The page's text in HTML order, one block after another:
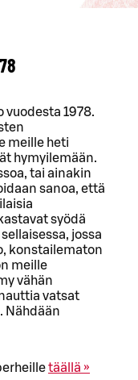
vuodesta 1978.
meille heti
hymyilemään.
tai ainakin
sanoa, että
syödä
jossa
konstailematon
meille
vähän
vatsat
Nähdään
täällä »